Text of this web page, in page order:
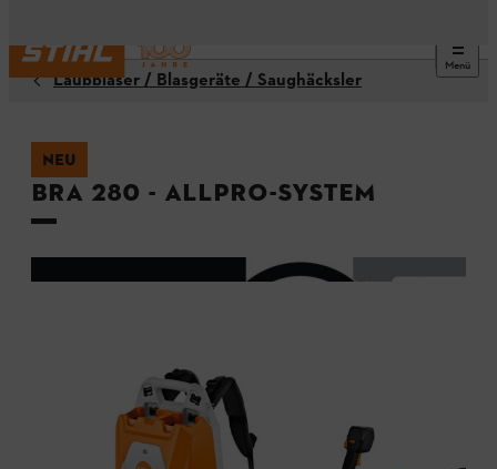
Menü
Laubbläser / Blasgeräte / Saughäcksler
NEU
BRA 280 - ALLPRO-System